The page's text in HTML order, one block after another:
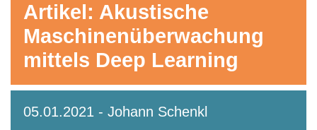
Artikel: Akustische
Maschinenüberwachung
mittels Deep Learning
05.01.2021 - Johann Schenkl